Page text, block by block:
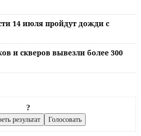
14 июля пройдут дожди с
и скверов вывезли более 300
?